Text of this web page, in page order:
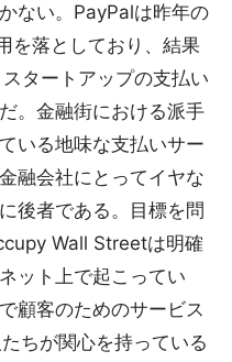
ない。PayPalは昨年の
を落としており、結果
タートアップの支払い
。金融街における派手
いる地味な支払いサー
融会社にとってイヤな
後者である。目標を問
Wall Streetは明確
ット上で起こってい
顧客のためのサービス
ちが関心を持っている